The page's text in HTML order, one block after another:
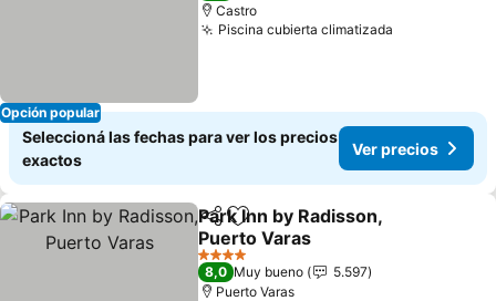
Opción popular
Castro
Piscina cubierta climatizada
Seleccioná las fechas para ver los precios
exactos
Ver precios
CompartirAñadir a favoritos
Park Inn by Radisson,
Puerto Varas
Ver precios
4 Estrellas
8,0 Muy bueno
5.597
Puerto Varas